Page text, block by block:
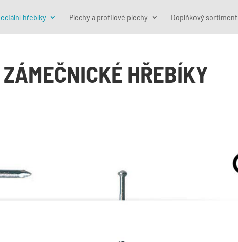
hřebíky Plechy a profilové plechy Doplňkový sortiment
ZÁMEČNICKÉ HŘEBÍKY